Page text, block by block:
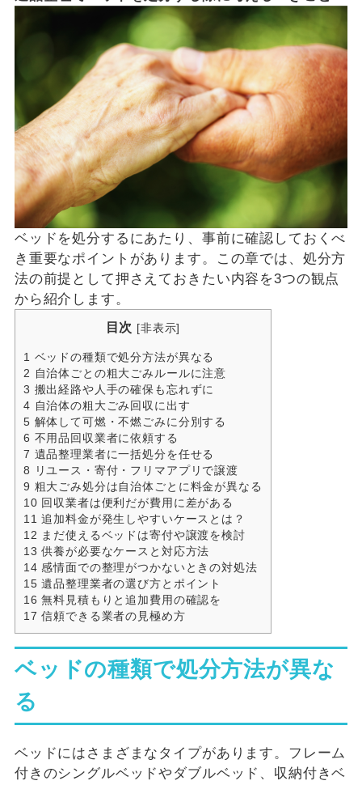
ベッドを処分するにあたり、事前に確認しておくべ
き重要なポイントがあります。この章では、処分方
法の前提として押さえておきたい内容を3つの観点
から紹介します。
目次 [非表示]
1
ベッドの種類で処分方法が異なる
2 自治体ごとの粗大ごみルールに注意
3 搬出経路や人手の確保も忘れずに
4 自治体の粗大ごみ回収に出す
5 解体して可燃・不燃ごみに分別する
6 不用品回収業者に依頼する
7 遺品整理業者に一括処分を任せる
8
リユース・寄付・フリマアプリで譲渡
9 粗大ごみ処分は自治体ごとに料金が異なる
10 回収業者は便利だが費用に差がある
11 追加料金が発生しやすいケースとは？
12 まだ使えるベッドは寄付や譲渡を検討
13 供養が必要なケースと対応方法
14 感情面での整理がつかないときの対処法
15 遺品整理業者の選び方とポイント
16 無料見積もりと追加費用の確認を
17 信頼できる業者の見極め方
ベッドの種類で処分方法が異な
る
ベッドにはさまざまなタイプがあります。フレーム
付きのシングルベッドやダブルベッド、収納付きベ